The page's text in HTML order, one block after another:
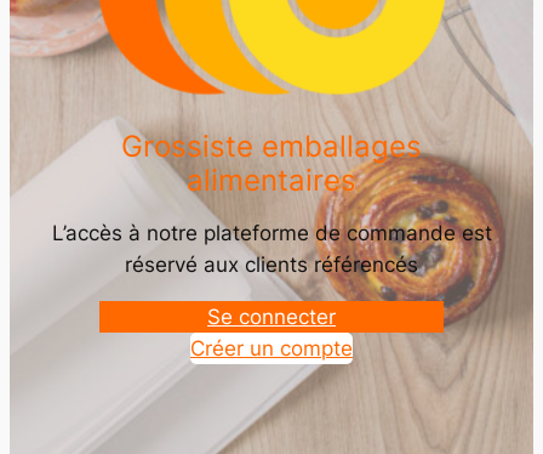
Grossiste emballages
alimentaires
L’accès à notre plateforme de commande est
réservé aux clients référencés
Se connecter
Créer un compte